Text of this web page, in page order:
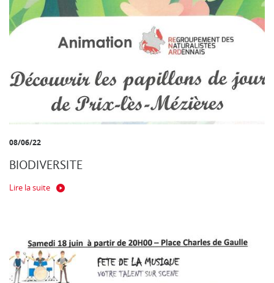
08/06/22
BIODIVERSITE
Lire la suite